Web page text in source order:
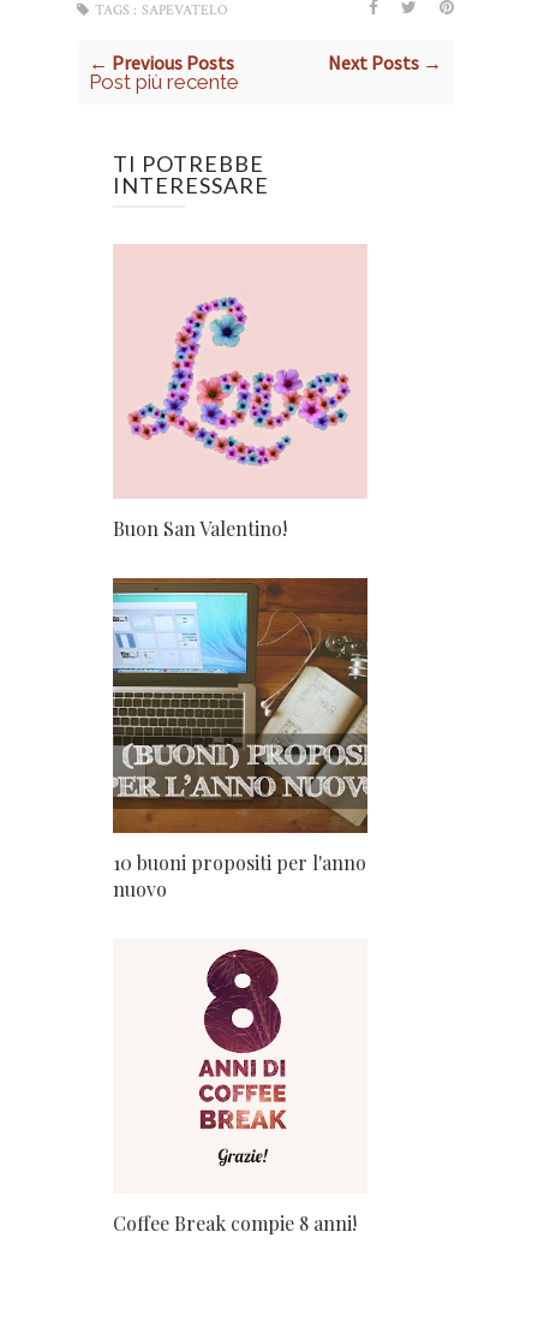
TAGS : SAPEVATELO
← Previous Posts
Post più recente
Next Posts →
TI POTREBBE
INTERESSARE
Buon San Valentino!
10 buoni propositi per l'anno
nuovo
Coffee Break compie 8 anni!